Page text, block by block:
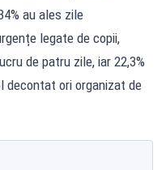
au ales zile
legate de copii,
de patru zile, iar 22,3%
decontat ori organizat de